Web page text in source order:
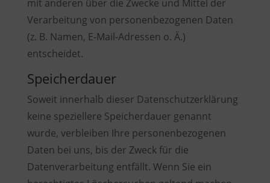
mit anderen über die Zwecke und Mittel der
Verarbeitung von personenbezogenen Daten
(z. B. Namen, E-Mail-Adressen o. Ä.)
entscheidet.
Speicherdauer
Soweit innerhalb dieser Datenschutzerklärung
keine speziellere Speicherdauer genannt
wurde, verbleiben Ihre personenbezogenen
Daten bei uns, bis der Zweck für die
Datenverarbeitung entfällt. Wenn Sie ein